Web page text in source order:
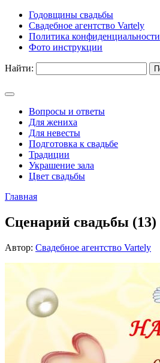
Годовщины свадьбы
Свадебное агентство Vartely
Политика конфиденциальности
Фото инструкции
Найти:
Вопросы и ответы
Для жениха
Для невесты
Подготовка к свадьбе
Традиции
Украшение зала
Цвет свадьбы
Главная
Сценарий свадьбы (13)
Автор: Свадебное агентство Vartely